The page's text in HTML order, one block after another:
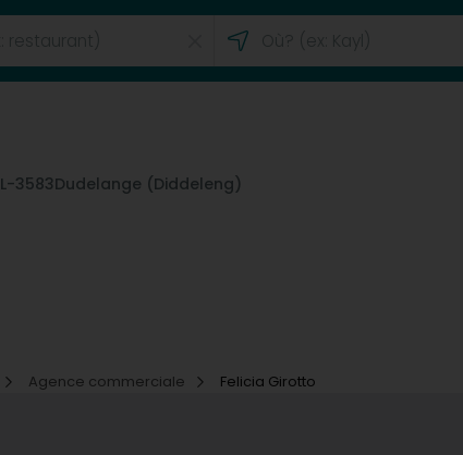
L-3583Dudelange (Diddeleng)
Agence commerciale Felicia Girotto